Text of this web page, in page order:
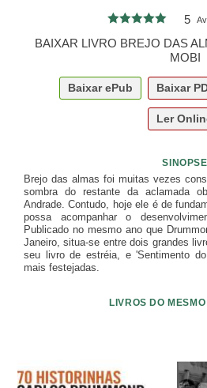
5
BAIXAR LIVRO BREJO DAS
MOBI
Baixar ePub Baixar
Ler
SINOPSE
Brejo das almas foi muitas vezes
sombra do restante da aclamada
Andrade. Contudo, hoje ele é de
possa acompanhar o
Publicado no mesmo ano que
Janeiro, situa-se entre dois grandes
seu livro de estréia, e 'Sentimento
mais festejadas.
LIVROS DO